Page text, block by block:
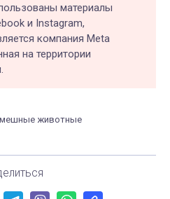
материалы
и Instagram,
компания Meta
на территории
животные